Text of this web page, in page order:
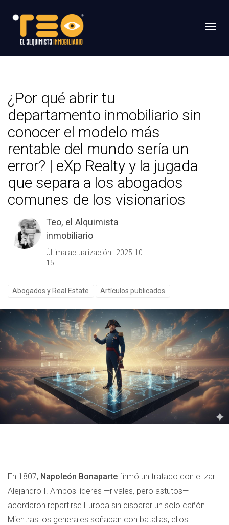
¿Por qué abrir tu
departamento inmobiliario sin
conocer el modelo más
rentable del mundo sería un
error? | eXp Realty y la jugada
que separa a los abogados
comunes de los visionarios
Teo, el Alquimista
inmobiliario
Última actualización: 2025-10-
15
Abogados y Real Estate Artículos publicados
En 1807, Napoleón Bonaparte firmó un tratado con el zar
Alejandro I. Ambos líderes —rivales, pero astutos—
acordaron repartirse Europa sin disparar un solo cañón.
Mientras los generales soñaban con batallas, ellos